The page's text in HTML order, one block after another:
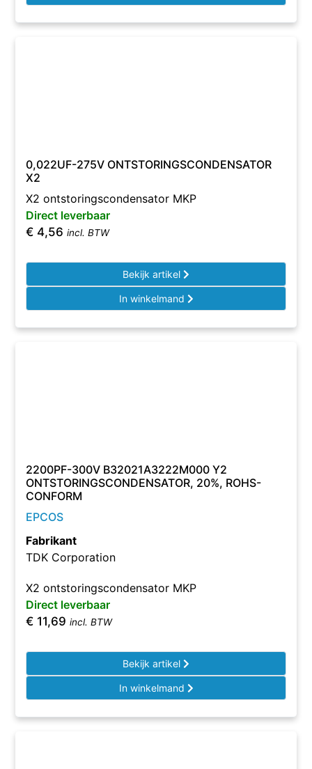
0,022UF-275V ONTSTORINGSCONDENSATOR
X2
X2 ontstoringscondensator MKP
Direct leverbaar
€ 4,56 incl. BTW
Bekijk artikel
In winkelmand
2200PF-300V B32021A3222M000 Y2
ONTSTORINGSCONDENSATOR, 20%, ROHS-
CONFORM
EPCOS
Fabrikant
TDK Corporation
X2 ontstoringscondensator MKP
Direct leverbaar
€ 11,69 incl. BTW
Bekijk artikel
In winkelmand